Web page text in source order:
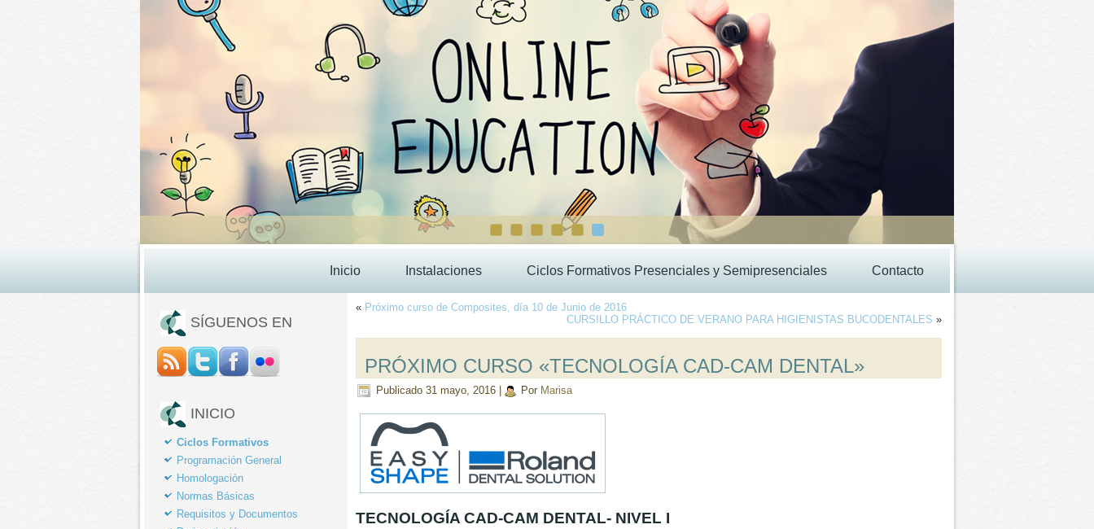
Inicio Instalaciones Ciclos Formativos Presenciales y Semipresenciales Contacto
SÍGUENOS EN
INICIO
Ciclos Formativos
Programación General
Homologación
Normas Básicas
Requisitos y Documentos
« Próximo curso de Composites, día 10 de Junio de 2016
CURSILLO PRÁCTICO DE VERANO PARA HIGIENISTAS BUCODENTALES »
PRÓXIMO CURSO «TECNOLOGÍA CAD-CAM DENTAL»
Publicado 31 mayo, 2016 Por Marisa
TECNOLOGÍA CAD-CAM DENTAL- NIVEL I